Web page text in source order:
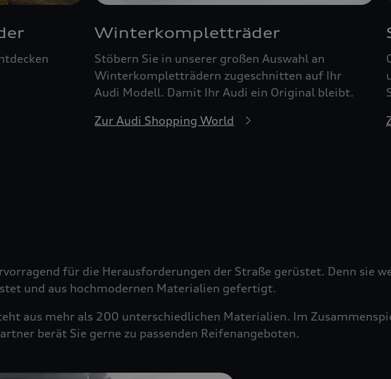
Winterkompletträder
Stöbern Sie in unserer großen Auswahl an
Winterkompletträdern zugeschnitten auf Ihr
Audi Modell. Damit Ihr Audi ein Original bleibt.
Zur Audi Shopping World
für die Herausforderungen der Straße gerüstet. Denn sie
und aus hochmodernen Materialien gefertigt.
aus mehr als 200 unterschiedlichen Materialien. Im
berät Sie gerne zu passenden Reifenangeboten.